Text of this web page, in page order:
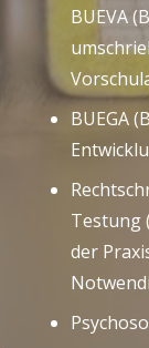
BUEVA
BUEGA
Testung
der